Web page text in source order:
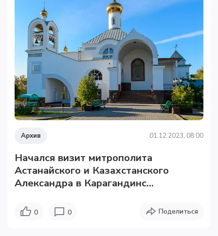
Архив 01.12.2023, 08:00
Начался визит митрополита
Астанайского и Казахстанского
Александра в Карагандинс...
0 0 Поделиться